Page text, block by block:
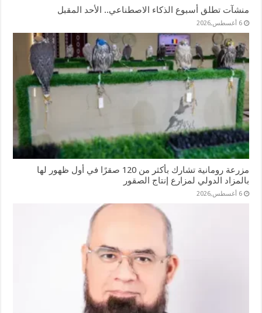
منشآت تطلق أسبوع الذكاء الاصطناعي.. الأحد المقبل
6 أغسطس,2026
مزرعة رومانية تشارك بأكثر من 120 صقرًا في أول ظهور لها
بالمزاد الدولي لمزارع إنتاج الصقور
6 أغسطس,2026